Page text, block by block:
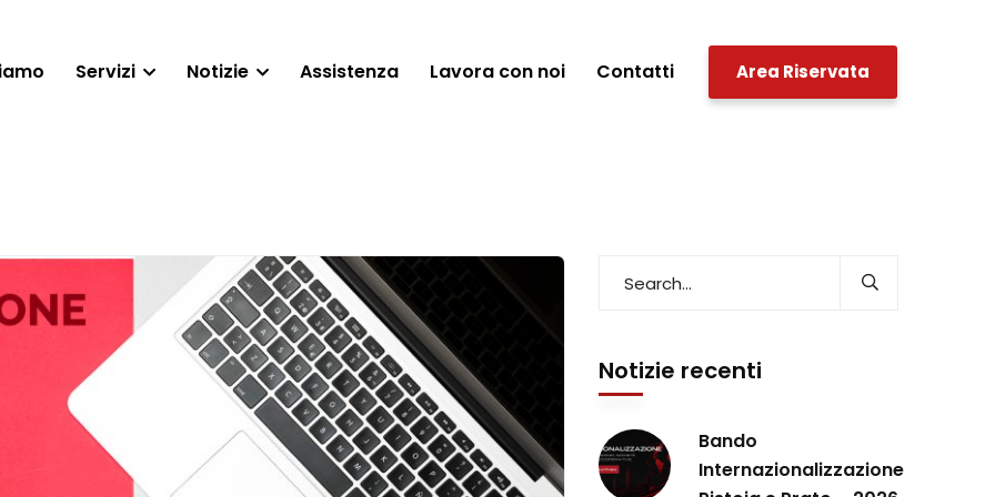
Servizi Notizie Assistenza Lavora con noi Contatti Area Riservata
Notizie recenti
Bando
Internazionalizzazione